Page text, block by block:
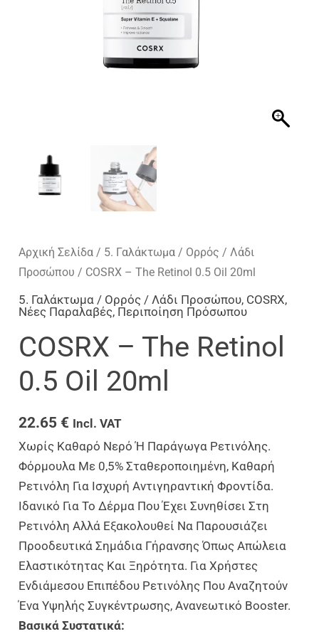
Αρχική Σελίδα / 5. Γαλάκτωμα / Ορρός / Λάδι
Προσώπου / COSRX – The Retinol 0.5 Oil 20ml
5. Γαλάκτωμα / Ορρός / Λάδι Προσώπου, COSRX,
Νέες Παραλαβές, Περιποίηση Πρόσωπου
COSRX – The Retinol
0.5 Oil 20ml
22.65 € Incl. VAT
Χωρίς Καθαρό Νερό Ή Παράγωγα Ρετινόλης.
Φόρμουλα Με 0,5% Σταθεροποιημένη, Καθαρή
Ρετινόλη Για Ισχυρή Αντιγηραντική Φροντίδα.
Ιδανικό Για Το Δέρμα Που Έχει Συνηθίσει Στη
Ρετινόλη Αλλά Εξακολουθεί Να Παρουσιάζει
Προοδευτικά Σημάδια Γήρανσης Όπως Απώλεια
Ελαστικότητας Και Ξηρότητα. Για Χρήστες
Ενδιάμεσου Επιπέδου Ρετινόλης Που Αναζητούν
Ένα Υψηλής Συγκέντρωσης, Ανανεωτικό Booster.
Βασικά Συστατικά: